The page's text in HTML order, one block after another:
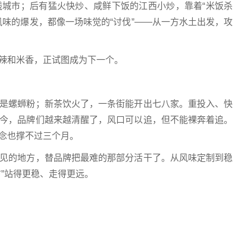
市；后有猛火快炒、咸鲜下饭的江西小炒，靠着“米饭杀
的爆发，都像一场味觉的“讨伐”——从一方水土出发，攻
米香，正试图成为下一个。
螺蛳粉；新茶饮火了，一条街能开出七八家。重投入、快
品牌们越来越清醒了，风口可以追，但不能裸奔着追。
也撑不过三个月。
的地方，替品牌把最难的那部分活干了。从风味定制到稳
得更稳、走得更远。